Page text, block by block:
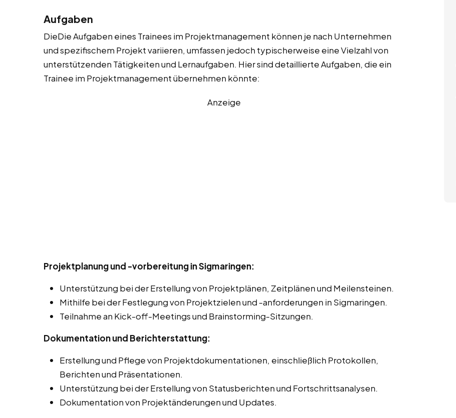
Aufgaben
DieDie Aufgaben eines Trainees im Projektmanagement können je nach Unternehmen
und spezifischem Projekt variieren, umfassen jedoch typischerweise eine Vielzahl von
unterstützenden Tätigkeiten und Lernaufgaben. Hier sind detaillierte Aufgaben, die ein
Trainee im Projektmanagement übernehmen könnte:
Anzeige
Projektplanung und -vorbereitung in Sigmaringen:
Unterstützung bei der Erstellung von Projektplänen, Zeitplänen und Meilensteinen.
Mithilfe bei der Festlegung von Projektzielen und -anforderungen in Sigmaringen.
Teilnahme an Kick-off-Meetings und Brainstorming-Sitzungen.
Dokumentation und Berichterstattung:
Erstellung und Pflege von Projektdokumentationen, einschließlich Protokollen,
Berichten und Präsentationen.
Unterstützung bei der Erstellung von Statusberichten und Fortschrittsanalysen.
Dokumentation von Projektänderungen und Updates.